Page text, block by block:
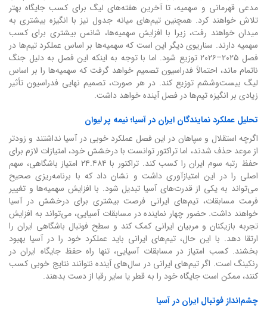
مدعی قهرمانی و سهمیه، تا آخرین هفته‌های لیگ برای کسب جایگاه بهتر
تلاش خواهند کرد. همچنین تیم‌های میانه جدول نیز با انگیزه بیشتری به
میدان خواهند رفت، زیرا با افزایش سهمیه‌ها، شانس بیشتری برای کسب
سهمیه دارند. سناریوی دیگر این است که سهمیه‌ها بر اساس عملکرد تیم‌ها در
فصل ۲۰۲۵–۲۰۲۶ توزیع شود. اما با توجه به اینکه این فصل به دلیل جنگ
ناتمام ماند، احتمالاً فدراسیون تصمیم خواهد گرفت که سهمیه‌ها را بر اساس
لیگ بیست‌وششم توزیع کند. در هر صورت، تصمیم نهایی فدراسیون تأثیر
زیادی بر انگیزه تیم‌ها در فصل آینده خواهد داشت.
تحلیل عملکرد نمایندگان ایران در آسیا؛ نیمه پر لیوان
اگرچه استقلال و سپاهان در این فصل عملکرد خوبی در آسیا نداشتند و زودتر
از موعد حذف شدند، اما تراکتور توانست با درخشش خود، امتیازات لازم برای
حفظ رتبه سوم ایران را کسب کند. تراکتور با ۲۴.۴۸۴ امتیاز باشگاهی، سهم
اصلی را در این امتیازآوری داشت و نشان داد که با برنامه‌ریزی صحیح
می‌تواند به یکی از قدرت‌های آسیا تبدیل شود. با افزایش سهمیه‌ها و تغییر
فرمت مسابقات، تیم‌های ایرانی فرصت بیشتری برای درخشش در آسیا
خواهند داشت. حضور چهار نماینده در مسابقات آسیایی، می‌تواند به افزایش
تجربه بازیکنان و مربیان ایرانی کمک کند و سطح فوتبال باشگاهی ایران را
ارتقا دهد. با این حال، تیم‌های ایرانی باید عملکرد خود را در آسیا بهبود
بخشند. کسب امتیاز در مسابقات آسیایی، تنها راه حفظ جایگاه ایران در
رنکینگ است. اگر تیم‌های ایرانی در سال‌های آینده نتوانند نتایج خوبی کسب
کنند، ممکن است جایگاه خود را به قطر یا سایر رقبا از دست بدهند.
چشم‌انداز فوتبال ایران در آسیا